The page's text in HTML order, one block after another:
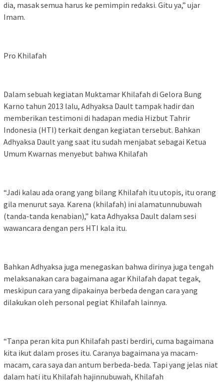
dia, masak semua harus ke pemimpin redaksi. Gitu ya,” ujar
Imam.
Pro Khilafah
Dalam sebuah kegiatan Muktamar Khilafah di Gelora Bung
Karno tahun 2013 lalu, Adhyaksa Dault tampak hadir dan
memberikan testimoni di hadapan media Hizbut Tahrir
Indonesia (HTI) terkait dengan kegiatan tersebut. Bahkan
Adhyaksa Dault yang saat itu sudah menjabat sebagai Ketua
Umum Kwarnas menyebut bahwa Khilafah
“Jadi kalau ada orang yang bilang Khilafah itu utopis, itu orang
gila menurut saya. Karena (khilafah) ini alamatunnubuwah
(tanda-tanda kenabian),” kata Adhyaksa Dault dalam sesi
wawancara dengan pers HTI kala itu.
Bahkan Adhyaksa juga menegaskan bahwa dirinya juga tengah
melaksanakan cara bagaimana agar Khilafah dapat tegak,
meskipun cara yang dipakainya berbeda dengan cara yang
dilakukan oleh personal pegiat Khilafah lainnya.
“Tanpa peran kita pun Khilafah pasti berdiri, cuma bagaimana
kita ikut dalam proses itu. Caranya bagaimana ya macam-
macam, cara saya dan antum berbeda-beda. Tapi yang jelas niat
dalam hati itu Khilafah hajinnubuwah, Khilafah